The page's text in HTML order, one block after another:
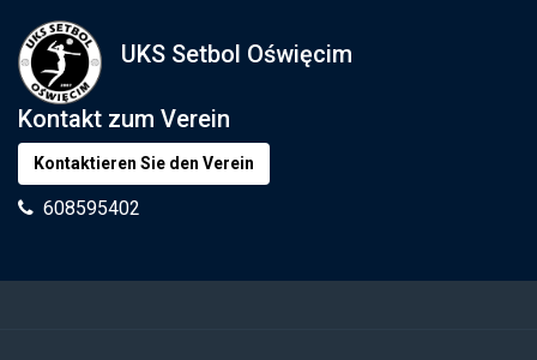
UKS Setbol Oświęcim
Kontakt zum Verein
Kontaktieren Sie den Verein
608595402